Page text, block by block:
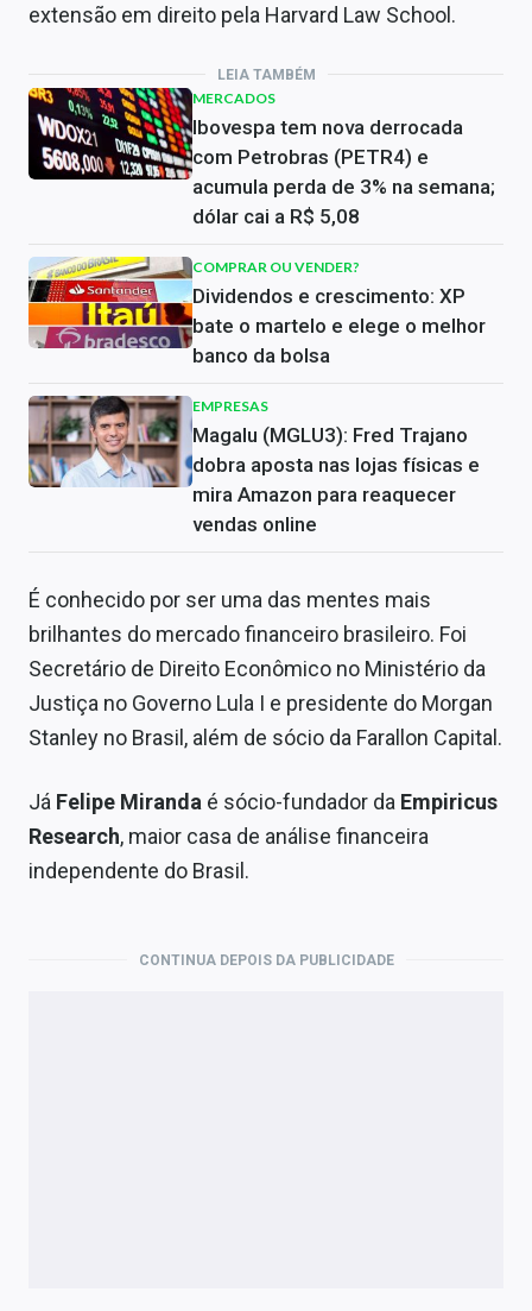
extensão em direito pela Harvard Law School.
LEIA TAMBÉM
MERCADOS
Ibovespa tem nova derrocada
com Petrobras (PETR4) e
acumula perda de 3% na semana;
dólar cai a R$ 5,08
COMPRAR OU VENDER?
Dividendos e crescimento: XP
bate o martelo e elege o melhor
banco da bolsa
EMPRESAS
Magalu (MGLU3): Fred Trajano
dobra aposta nas lojas físicas e
mira Amazon para reaquecer
vendas online
É conhecido por ser uma das mentes mais
brilhantes do mercado financeiro brasileiro. Foi
Secretário de Direito Econômico no Ministério da
Justiça no Governo Lula I e presidente do Morgan
Stanley no Brasil, além de sócio da Farallon Capital.
Já Felipe Miranda é sócio-fundador da Empiricus
Research, maior casa de análise financeira
independente do Brasil.
CONTINUA DEPOIS DA PUBLICIDADE